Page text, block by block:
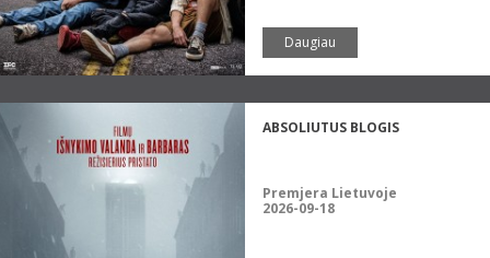
Daugiau
ABSOLIUTUS BLOGIS
Premjera Lietuvoje
2026-09-18